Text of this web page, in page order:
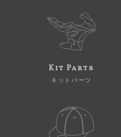
Kit Parts
キットパーツ